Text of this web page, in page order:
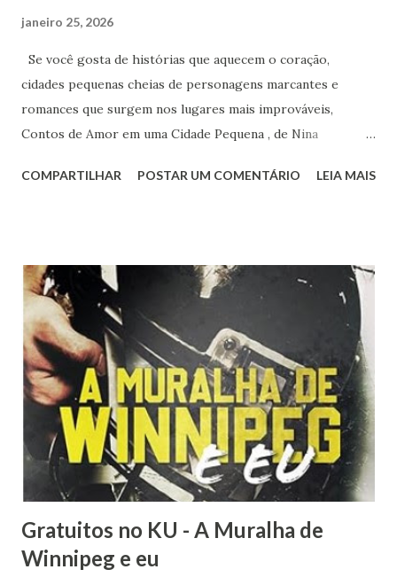
janeiro 25, 2026
Se você gosta de histórias que aquecem o coração,
cidades pequenas cheias de personagens marcantes e
romances que surgem nos lugares mais improváveis,
Contos de Amor em uma Cidade Pequena , de Nina
quentinho. A coletânea reúne histórias independentes, mas
mesmo quando tudo parece conspirar contra. A seguir, um
resuminho de cada conto para você escolher por onde
começar (ou decidir ler todos de uma vez 💌). 🌿 Hotel Sob
Nova Direção Luana herda um antigo hotel decadente em
uma cidade pequena e decide apostar tudo em sua reforma.
O problema é que o engenheiro responsável pela obra é
ninguém menos que Eduardo — seu rival declarado, aquele
tipo de homem que provoca tanto quanto ajuda. Entre
discussões, provocações e uma tensão que cresce a cada
encontro, Luana percebe...
COMPARTILHAR POSTAR UM COMENTÁRIO LEIA MAIS
Gratuitos no KU - A Muralha de
Winnipeg e eu